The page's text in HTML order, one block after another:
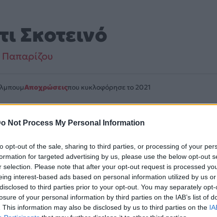
Not Process My Personal Information
opt-out of the sale, sharing to third parties, or processing of your
for targeted advertising by us, please use the below opt-out
selection. Please note that after your opt-out request is processed
interest-based ads based on personal information utilized by us
to third parties prior to your opt-out. You may separately
of your personal information by third parties on the IAB’s list of
This information may also be disclosed by us to third parties on the
Σκοτεινό
Αποχρώσειςπου κυκλοφόρησε το 2021
στο άλμπουμ «Αποχρώσεις». Μουσικά
στο Mad.gr
στο Mad.gr.